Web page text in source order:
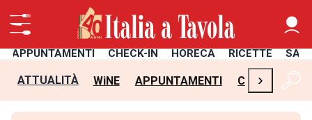
APPUNTAMENTI CHECK-IN HORECA RICETTE
ATTUALITÀ WiNE APPUNTAMENTI CHECK-IN
›